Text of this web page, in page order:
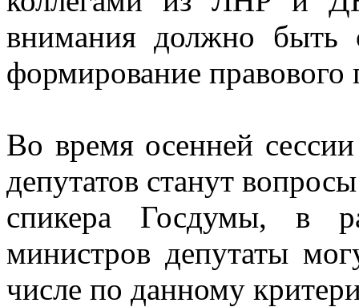
внимания должно быть
формирование правового
Во время осенней
депутатов станут
спикера Госдумы, в
министров депутаты
числе по данному